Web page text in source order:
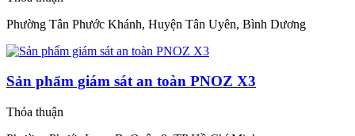
Phường Tân Phước Khánh, Huyện Tân Uyên, Bình Dương
Sản phẩm giám sát an toàn PNOZ X3
Thỏa thuận